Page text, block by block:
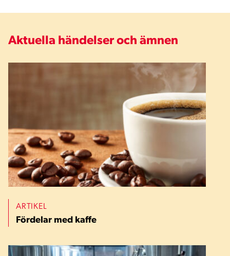
Aktuella händelser och ämnen
ARTIKEL
Fördelar med kaffe